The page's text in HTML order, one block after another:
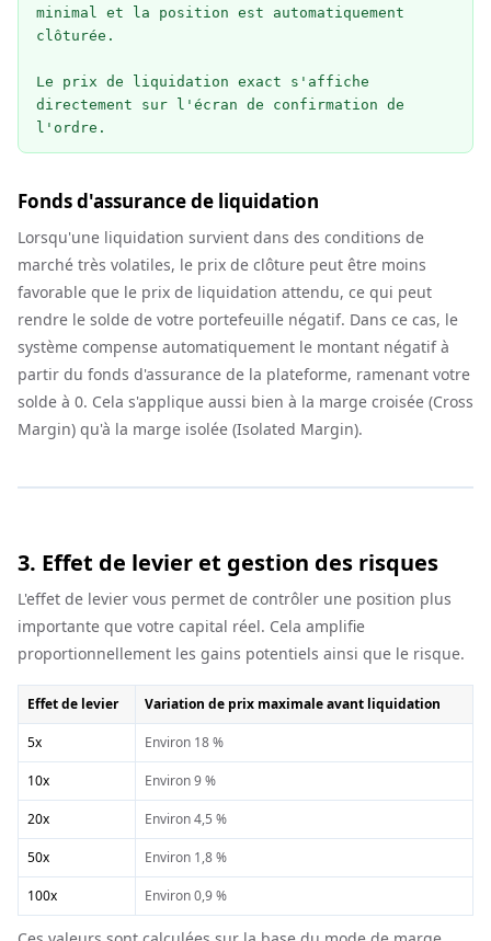
minimal et la position est automatiquement
clôturée.
Le prix de liquidation exact s'affiche
directement sur l'écran de confirmation de
l'ordre.
Fonds d'assurance de liquidation
Lorsqu'une liquidation survient dans des conditions de
marché très volatiles, le prix de clôture peut être moins
favorable que le prix de liquidation attendu, ce qui peut
rendre le solde de votre portefeuille négatif. Dans ce cas, le
système compense automatiquement le montant négatif à
partir du fonds d'assurance de la plateforme, ramenant votre
solde à 0. Cela s'applique aussi bien à la marge croisée (Cross
Margin) qu'à la marge isolée (Isolated Margin).
3. Effet de levier et gestion des risques
L'effet de levier vous permet de contrôler une position plus
importante que votre capital réel. Cela amplifie
proportionnellement les gains potentiels ainsi que le risque.
Effet de levier Variation de prix maximale avant liquidation
5x Environ 18 %
10x Environ 9 %
20x Environ 4,5 %
50x Environ 1,8 %
100x Environ 0,9 %